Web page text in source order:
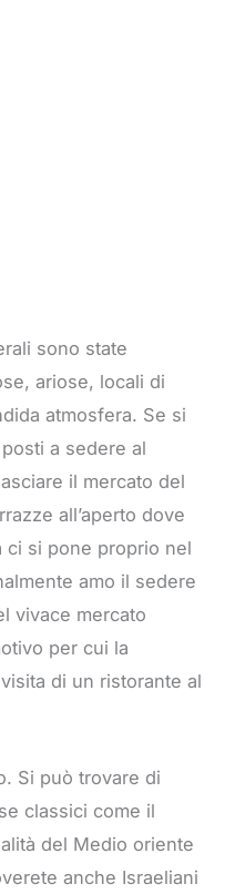
sono state
ariose, locali di
atmosfera. Se si
a sedere al
il mercato del
all’aperto dove
ci si pone proprio nel
amo il sedere
vivace mercato
per cui la
di un ristorante al
Si può trovare di
classici come il
del Medio oriente
anche Israeliani